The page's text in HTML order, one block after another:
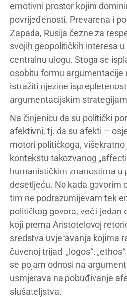
emotivni prostor kojim
povrijeđenosti. Prevarena i
Zapada, Rusija čezne za
svojih geopolitičkih interesa
centralnu ulogu. Stoga se
osobitu formu argumentacije
istražiti njezine
argumentacijskim
Na činjenicu da su politički
afektivni, tj. da su afekti –
motori političkoga, višekratno
kontekstu takozvanog
humanističkim znanostima u
desetljeću. No kada govorim
tim ne podrazumijevam tek
političkog govora, već i jedan
koji prema Aristotelovoj
sredstva uvjeravanja kojima
čuvenoj trijadi „logos“,
se pojam odnosi na
usmjerava na pobuđivanje
slušateljstva.